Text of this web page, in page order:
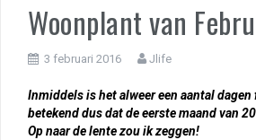
Woonplant van
3 februari 2016 Jlife
Inmiddels is het alweer een aantal dagen
betekend dus dat de eerste maand van
Op naar de lente zou ik zeggen!